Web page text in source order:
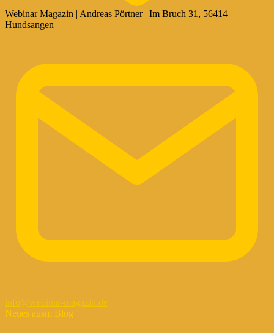
Webinar Magazin | Andreas Pörtner | Im Bruch 31, 56414
Hundsangen
info@webinar-magazin.de
Neues ausm Blog